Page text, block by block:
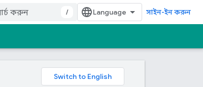
/ সাইন-ইন করুন